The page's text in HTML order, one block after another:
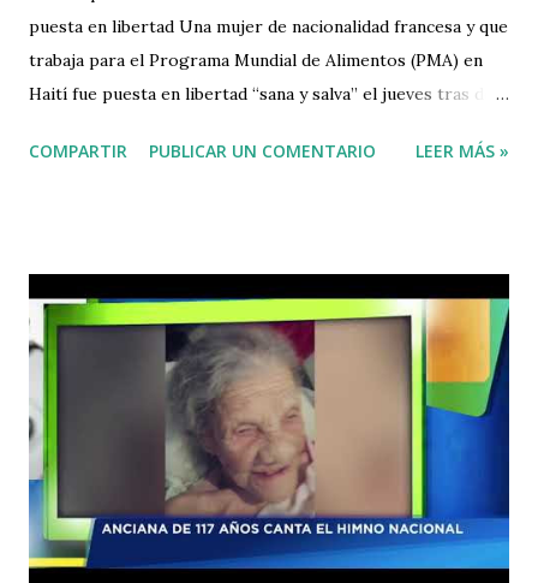
puesta en libertad Una mujer de nacionalidad francesa y que
trabaja para el Programa Mundial de Alimentos (PMA) en
Haití fue puesta en libertad “sana y salva” el jueves tras dos
empobrecido país caribeño, informó este viernes la citada
secuestrada en Puerto Príncipe, Haití, por un grupo de
personas desconocidas dos días antes. La mujer se
encuentra “sana y salva”, concluyó la nota emitida por la
agencia de la ONU. El fenómeno del secuestro para exigir
rescate está creando un clima de temor en todo el país,
donde varias personas han sido secuestradas este mes, por
lo que muchos han reducido sus actividades y las calles
empiezan a descongestionarse más temprano de lo
acostumbrado. Haití, el país más pobre de A...
COMPARTIR PUBLICAR UN COMENTARIO LEER MÁS »